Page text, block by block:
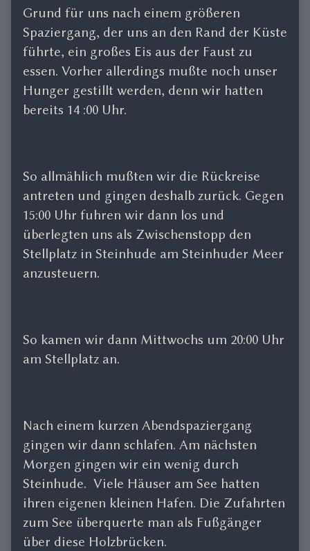
Grund für uns nach einem größeren
Spaziergang, der uns an den Rand der Küste
führte, ein großes Eis aus der Faust zu
essen. Vorher allerdings mußte noch unser
Hunger gestillt werden, denn wir hatten
bereits 14 :00 Uhr.
So allmählich mußten wir die Rückreise
antreten und gingen deshalb zurück. Gegen
15:00 Uhr fuhren wir dann los und
überlegten uns als Zwischenstopp den
Stellplatz in Steinhude am Steinhuder Meer
anzusteuern.
So kamen wir dann Mittwochs um 20:00 Uhr
am Stellplatz an.
Nach einem kurzen Abendspaziergang
gingen wir dann schlafen. Am nächsten
Morgen gingen wir ein wenig durch
Steinhude. Viele Häuser am See hatten
ihren eigenen kleinen Hafen. Die Zufahrten
zum See überquerte man als Fußgänger
über diese Holzbrücken.